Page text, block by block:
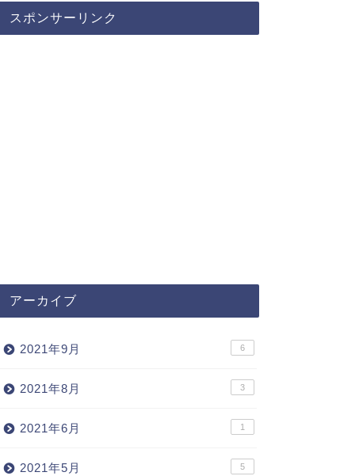
スポンサーリンク
アーカイブ
2021年9月 6
2021年8月 3
2021年6月 1
2021年5月 5